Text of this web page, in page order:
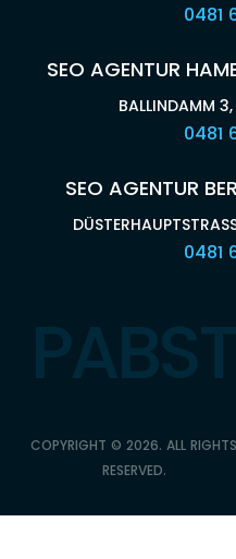
0481
SEO AGENTUR
BALLINDAMM
0481
SEO AGENTUR
0481
COPYRIGHT © 2026. ALL RIGHTS
RESERVED.